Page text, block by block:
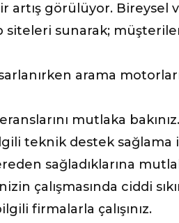
artış görülüyor. Bireysel
siteleri sunarak;
arama
mutlaka bakınız.
teknik destek sağlama
sağladıklarına
çalışmasında ciddi
firmalarla çalışınız.